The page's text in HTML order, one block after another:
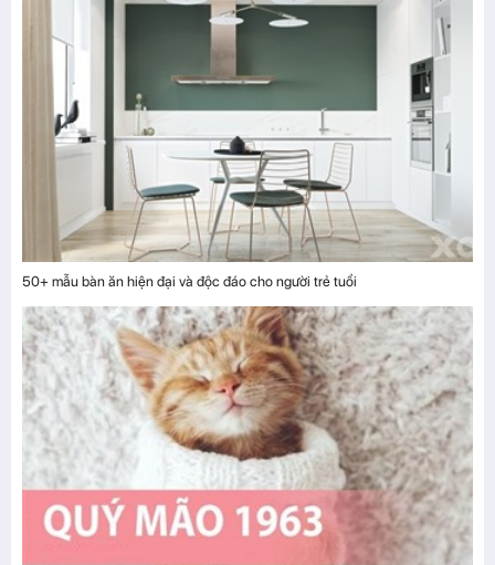
50+ mẫu bàn ăn hiện đại và độc đáo cho người trẻ tuổi